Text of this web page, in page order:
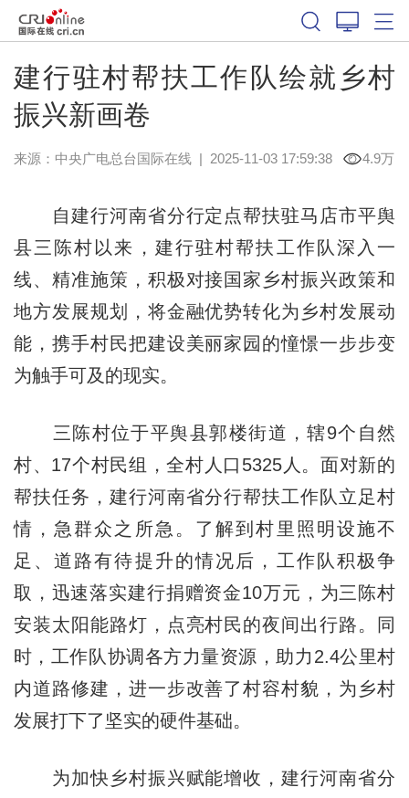
建行驻村帮扶工作队绘就乡村
振兴新画卷
来源：中央广电总台国际在线| 2025-11-03 17:59:38 4.9万
自建行河南省分行定点帮扶驻马店市平舆
县三陈村以来，建行驻村帮扶工作队深入一
线、精准施策，积极对接国家乡村振兴政策和
地方发展规划，将金融优势转化为乡村发展动
能，携手村民把建设美丽家园的憧憬一步步变
为触手可及的现实。
三陈村位于平舆县郭楼街道，辖9个自然
村、17个村民组，全村人口5325人。面对新的
帮扶任务，建行河南省分行帮扶工作队立足村
情，急群众之所急。了解到村里照明设施不
足、道路有待提升的情况后，工作队积极争
取，迅速落实建行捐赠资金10万元，为三陈村
安装太阳能路灯，点亮村民的夜间出行路。同
时，工作队协调各方力量资源，助力2.4公里村
内道路修建，进一步改善了村容村貌，为乡村
发展打下了坚实的硬件基础。
为加快乡村振兴赋能增收，建行河南省分